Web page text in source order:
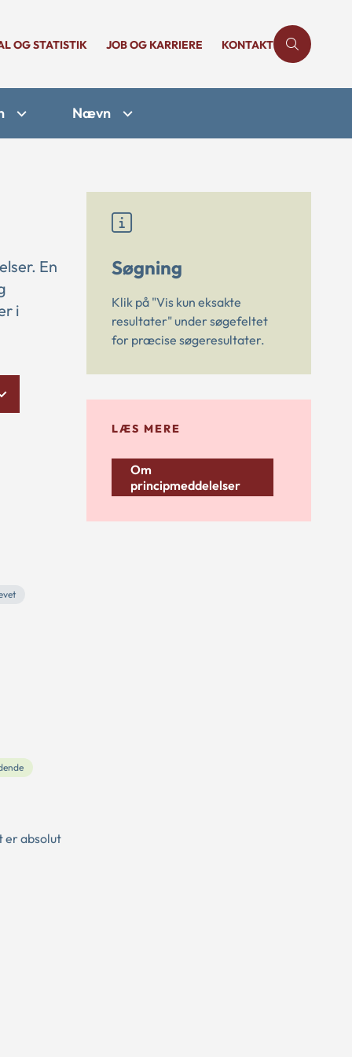
OG STATISTIK JOB OG KARRIERE KONTAKT
Nævn
En
i
er absolut
Søgning
Klik på "Vis kun eksakte
resultater" under søgefeltet
for præcise søgeresultater.
LÆS MERE
Om
principmeddelelser